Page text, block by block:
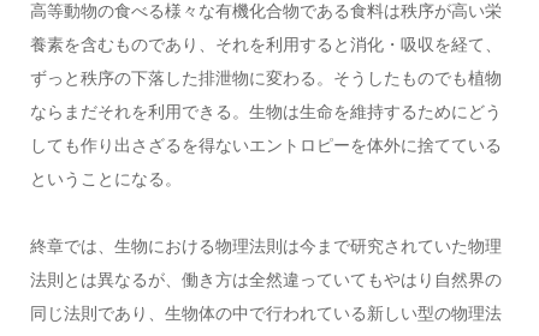
高等動物の食べる様々な有機化合物である食料は秩序が高い栄
養素を含むものであり、それを利用すると消化・吸収を経て、
ずっと秩序の下落した排泄物に変わる。そうしたものでも植物
ならまだそれを利用できる。生物は生命を維持するためにどう
しても作り出さざるを得ないエントロピーを体外に捨てている
ということになる。
終章では、生物における物理法則は今まで研究されていた物理
法則とは異なるが、働き方は全然違っていてもやはり自然界の
同じ法則であり、生物体の中で行われている新しい型の物理法